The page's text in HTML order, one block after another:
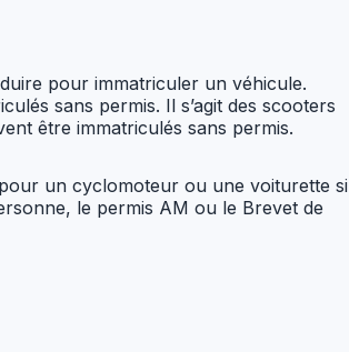
pour immatriculer un véhicule.
sans permis. Il s’agit des scooters
être immatriculés sans permis.
un cyclomoteur ou une voiturette si
le permis AM ou le Brevet de